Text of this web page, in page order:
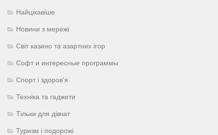
Найцікавіше
Новини з мережі
Світ казино та азартних ігор
Софт и интересные программы
Спорт і здоров'я
Техніка та гаджети
Тільки для дівчат
Туризм і подорожі